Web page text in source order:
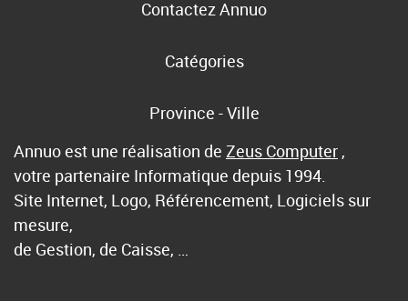
Contactez Annuo
Catégories
Province - Ville
Annuo est une réalisation de Zeus Computer ,
votre partenaire Informatique depuis 1994.
Site Internet, Logo, Référencement, Logiciels sur
mesure,
de Gestion, de Caisse, …